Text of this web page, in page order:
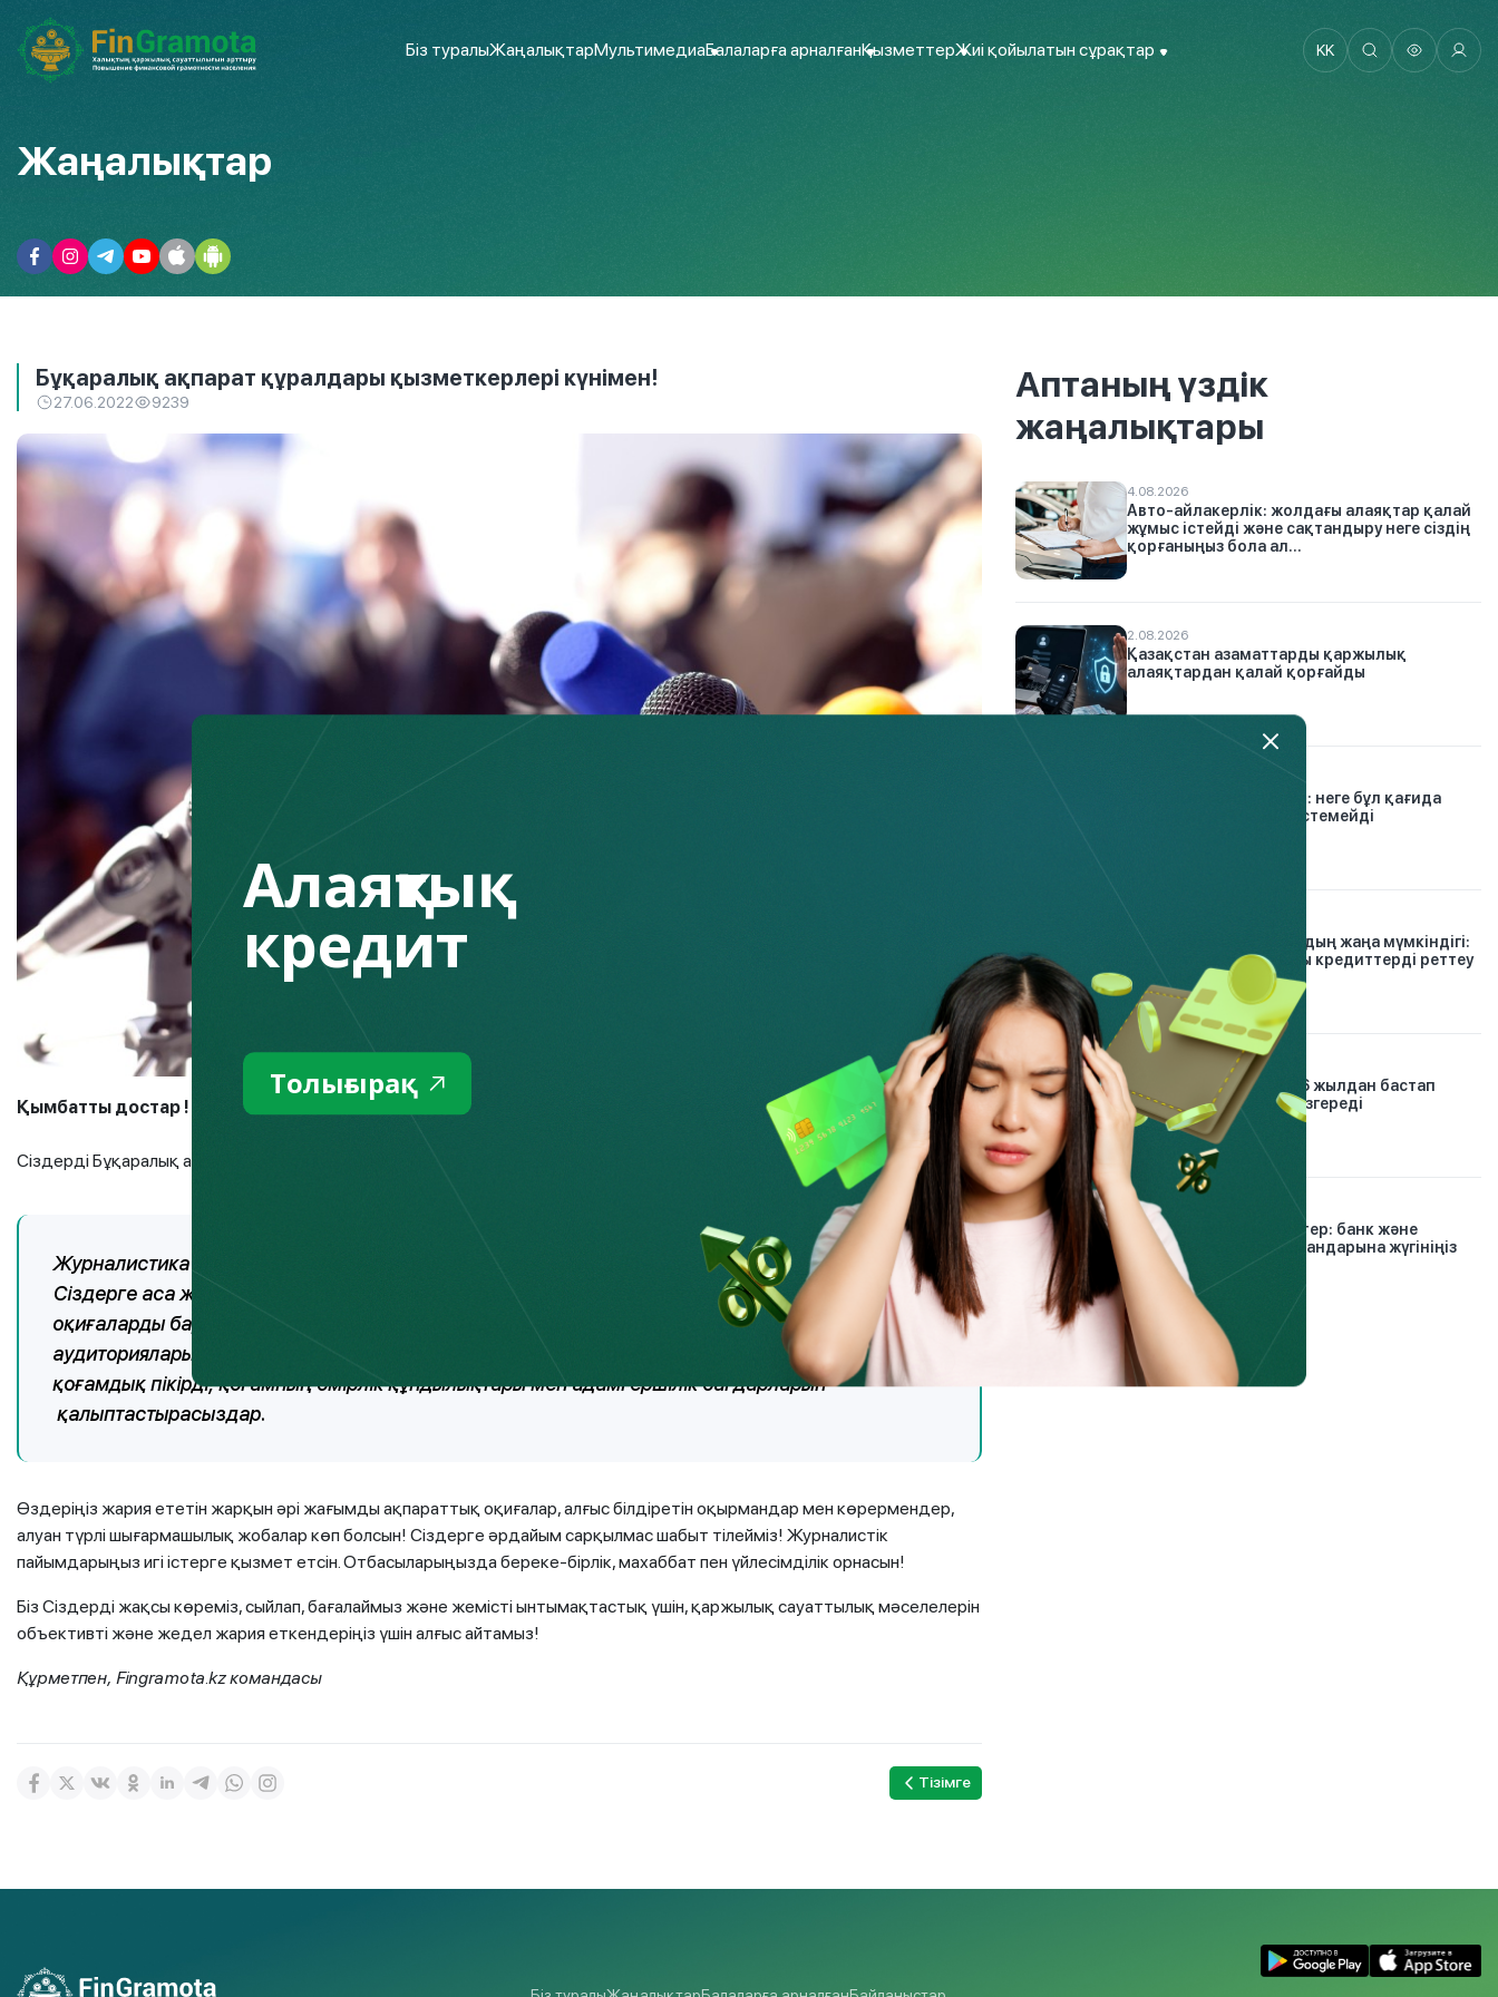
Біз туралыЖаңалықтарМультимедиаБалаларға арналғанҚызметтерЖиі қойылатын сұрақтар KK
Жаңалықтар
Бұқаралық ақпарат құралдары қызметкерлері күнімен!
27.06.2022 9239
Қымбатты достар !
Сіздерді Бұқаралық ақпарат құралдары қызметкерлері күнімен шын жүректен құттықтаймыз!
Журналистика ұғымы жай ғана мамандық ұғымынан әлдеқайда жоғары. БАҚ өкілдері ретінде
Сіздерге аса жауапты миссия жүктелген – елімізде және әлемде болып жатқан барлық
оқиғаларды барынша әділ, бейтарап және жедел түрде жариялау. Сіздер өз
аудиторияларыңызға көптеген тәуелсіз пікірлер мен сараптамалық бағаларды ұсына отырып,
қоғамдық пікірді, қоғамның өмірлік құндылықтары мен адамгершілік бағдарларын
қалыптастырасыздар.
Өздеріңіз жария ететін жарқын әрі жағымды ақпараттық оқиғалар, алғыс білдіретін оқырмандар мен көрермендер,
алуан түрлі шығармашылық жобалар көп болсын! Сіздерге әрдайым сарқылмас шабыт тілейміз! Журналистік
пайымдарыңыз игі істерге қызмет етсін. Отбасыларыңызда береке-бірлік, махаббат пен үйлесімділік орнасын!
Біз Сіздерді жақсы көреміз, сыйлап, бағалаймыз және жемісті ынтымақтастық үшін, қаржылық сауаттылық мәселелерін
объективті және жедел жария еткендеріңіз үшін алғыс айтамыз!
Құрметпен, Fingramota kzкомандасы
Тізімге
Аптаның үздік
жаңалықтары
4.08.2026
Авто-айлакерлік: жолдағы алаяқтар қалай
жұмыс істейді және сақтандыру неге сіздің
қорғаныңыз бола ал...
2.08.2026
Қазақстан азаматтарды қаржылық
алаяқтардан қалай қорғайды
«Алдымен өзіңе төле»: неге бұл қағида
бәріне бірдей жұмыс істемейді
26.07.2026
Қарыз тұзағынан шығудың жаңа мүмкіндігі:
Finkelisim платформасы кредиттерді реттеу
тәсілін қалай өзг...
Автосақтандыру: 2026 жылдан бастап
жүргізушілер үшін не өзгереді
30.12.2024
Проблемалық кредиттер: банк және
микроқаржы омбудсмандарына жүгініңіз
Алаяқтық
кредит
Толығырақ